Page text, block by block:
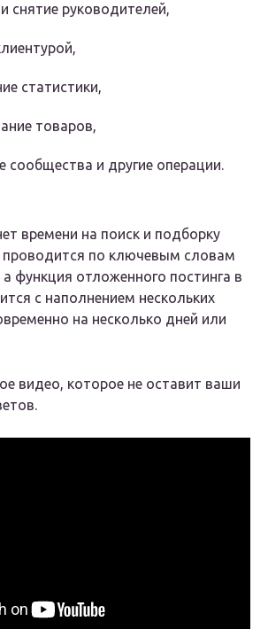
снятие руководителей,
статистики,
товаров,
сообщества и другие операции.
времени на поиск и подборку
проводится по ключевым словам
функция отложенного постинга в
с наполнением нескольких
на несколько дней или
видео, которое не оставит ваши